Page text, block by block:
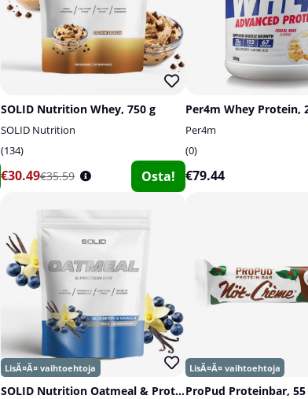
SOLID Nutrition Whey, 750 g
SOLID Nutrition
134
€30.49€35.59 Osta!
Per4m Whey Protein,
Per4m
0
€79.44
SOLID Nutrition Oatmeal & Protein Mix, 750 gProPud Proteinbar, 55